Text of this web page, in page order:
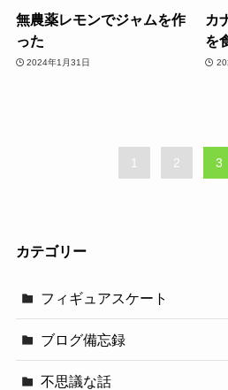
無農薬レモンでジャムを作
った
2024年1月31日
カ
を
1 2 3
カテゴリー
フィギュアスケート
ブログ備忘録
不思議な話